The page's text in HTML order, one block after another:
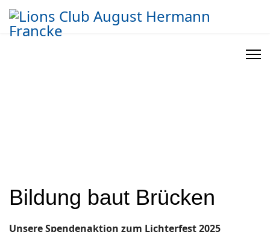
Bildung baut Brücken
Unsere Spendenaktion zum Lichterfest 2025